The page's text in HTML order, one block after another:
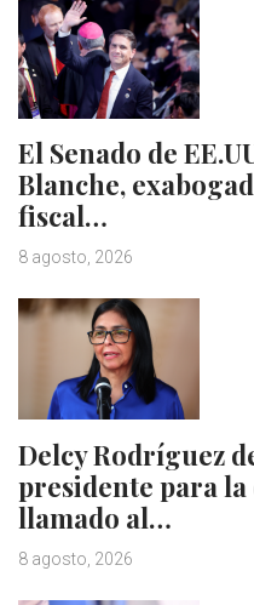
El Senado de
Blanche,
fiscal…
8 agosto, 2026
Delcy Rodríguez
presidente para
llamado al…
8 agosto, 2026